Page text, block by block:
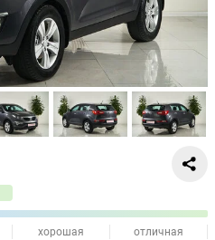
хорошая отличная